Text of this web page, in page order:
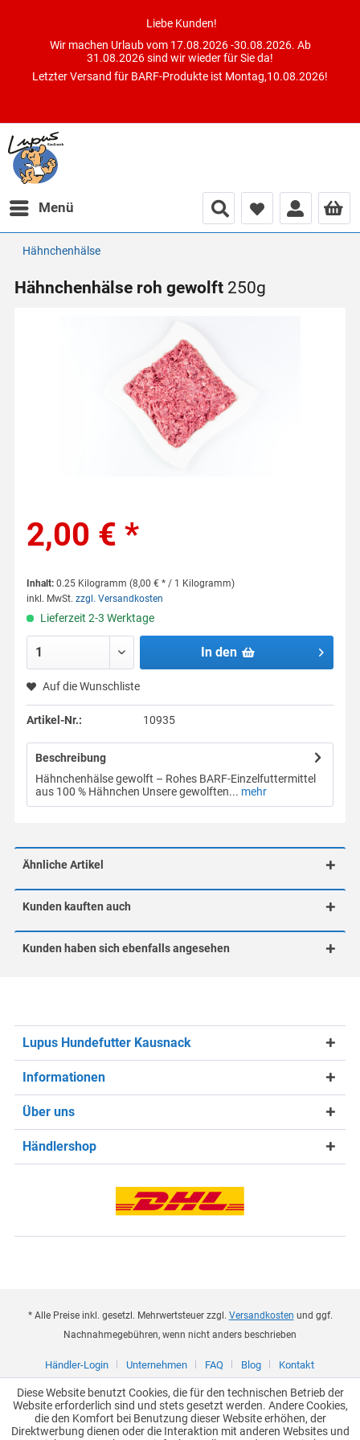
Liebe Kunden!
Wir machen Urlaub vom 17.08.2026 -30.08.2026. Ab
31.08.2026 sind wir wieder für Sie da!
Letzter Versand für BARF-Produkte ist Montag,10.08.2026!
Menü
Hähnchenhälse
Hähnchenhälse roh gewolft 250g
2,00 € *
Inhalt: 0.25 Kilogramm (8,00 € * / 1 Kilogramm)
inkl. MwSt. zzgl. Versandkosten
Lieferzeit 2-3 Werktage
In den
Auf die Wunschliste
Artikel-Nr.: 10935
Beschreibung
Hähnchenhälse gewolft – Rohes BARF-Einzelfuttermittel
aus 100 % Hähnchen Unsere gewolften... mehr
Ähnliche Artikel
Kunden kauften auch
Kunden haben sich ebenfalls angesehen
Lupus Hundefutter Kausnack
Informationen
Über uns
Händlershop
* Alle Preise inkl. gesetzl. Mehrwertsteuer zzgl. Versandkosten und ggf.
Nachnahmegebühren, wenn nicht anders beschrieben
Händler-Login Unternehmen FAQ Blog Kontakt
Diese Website benutzt Cookies, die für den technischen Betrieb der
Website erforderlich sind und stets gesetzt werden. Andere Cookies,
die den Komfort bei Benutzung dieser Website erhöhen, der
Direktwerbung dienen oder die Interaktion mit anderen Websites und